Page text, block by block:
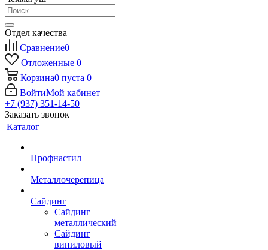
Отдел качества
Сравнение0
Отложенные 0
Корзина0 пуста 0
ВойтиМой кабинет
+7 (937) 351-14-50
Заказать звонок
Каталог
Профнастил
Металлочерепица
Сайдинг
Сайдинг
металлический
Сайдинг
виниловый